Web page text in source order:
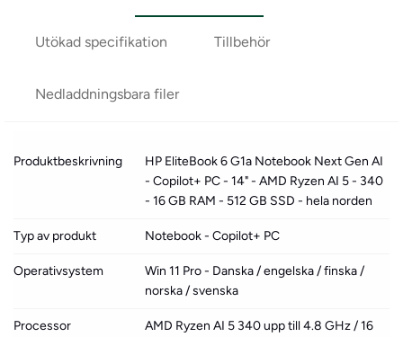
Utökad specifikation Tillbehör
Nedladdningsbara filer
Produktbeskrivning
HP EliteBook 6 G1a Notebook Next Gen AI
- Copilot+ PC - 14" - AMD Ryzen AI 5 - 340
- 16 GB RAM - 512 GB SSD - hela norden
Typ av produkt Notebook - Copilot+ PC
Operativsystem
Win 11 Pro - Danska / engelska / finska /
norska / svenska
Processor
AMD Ryzen AI 5 340 upp till 4.8 GHz / 16